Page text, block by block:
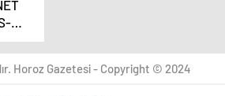
Horoz Gazetesi - Copyright © 2024